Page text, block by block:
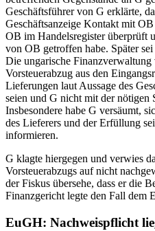
Geschäftsführer von G erklärte,
Geschäftsanzeige Kontakt mit
OB im Handelsregister überprüft
von OB getroffen habe. Später
Die ungarische Finanzverwaltung
Vorsteuerabzug aus den
Lieferungen laut Aussage des
seien und G nicht mit der nötigen
Insbesondere habe G versäumt,
des Lieferers und der Erfüllung
informieren.
G klagte hiergegen und verwies
Vorsteuerabzugs auf nicht
der Fiskus übersehe, dass er die
Finanzgericht legte den Fall dem
EuGH: Nachweispflicht